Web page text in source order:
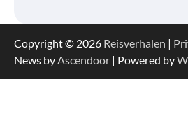
Copyright © 2026 Reisverhalen |
News byAscendoor | Powered by